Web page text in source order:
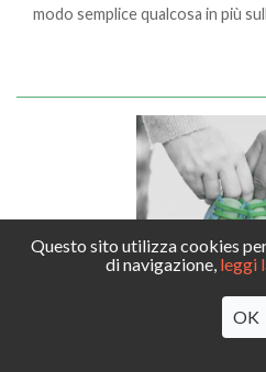
modo semplice qualcosa in più
Questo sito utilizza cookies
di navigazione, leggi
OK